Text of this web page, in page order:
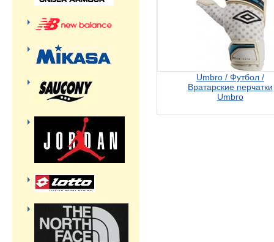
Umbro / Футбол /
Вратарские перчатки
Umbro